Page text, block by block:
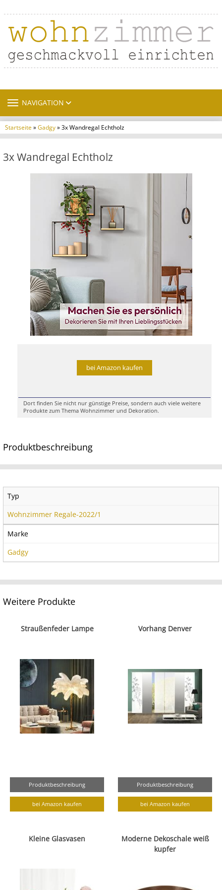
TOGGLE NAVIGATION
NAVIGATION
Startseite»Gadgy» 3x Wandregal Echtholz
3x Wandregal Echtholz
bei Amazon kaufen
Dort finden Sie nicht nur günstige Preise, sondern auch viele weitere
Produkte zum Thema Wohnzimmer und Dekoration.
Produktbeschreibung
Typ
Wohnzimmer Regale-2022/1
Marke
Gadgy
Weitere Produkte
Straußenfeder Lampe
Produktbeschreibung
bei Amazon kaufen
Vorhang Denver
Produktbeschreibung
bei Amazon kaufen
Kleine Glasvasen
Moderne Dekoschale weiß
kupfer